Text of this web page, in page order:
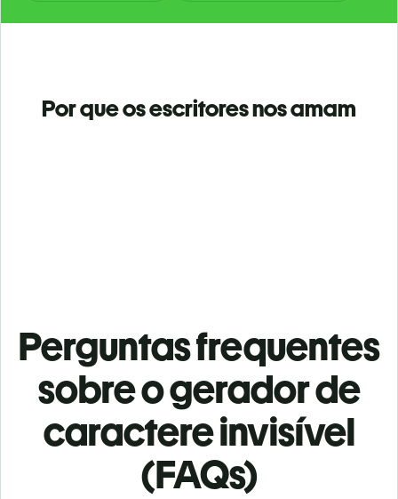
Por que os escritores nos amam
Perguntas frequentes
sobre o gerador de
caractere invisível
(FAQs)